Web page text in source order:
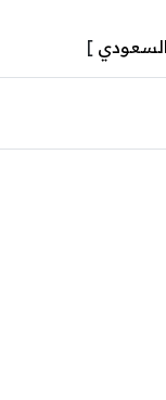
السعودي ]